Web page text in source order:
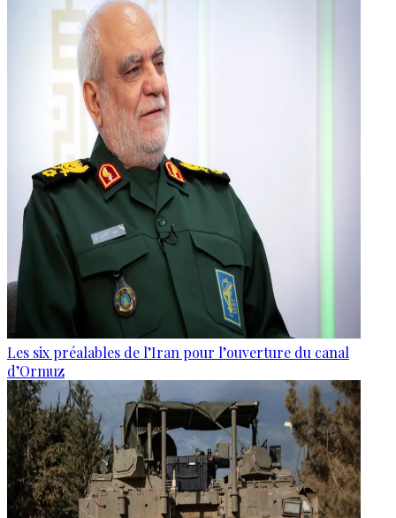
Les six préalables de l’Iran pour l’ouverture du canal
d’Ormuz